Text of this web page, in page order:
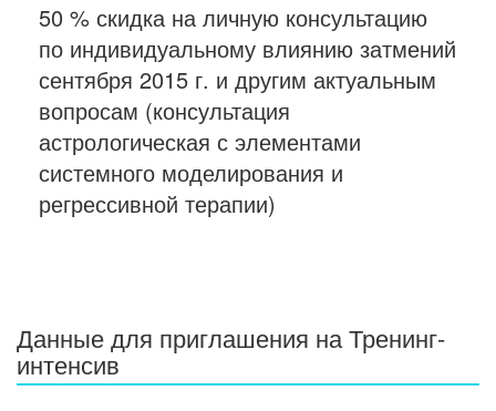
50 % скидка на личную консультацию
по индивидуальному влиянию затмений
сентября 2015 г. и другим актуальным
вопросам (консультация
астрологическая с элементами
системного моделирования и
регрессивной терапии)
Данные для приглашения на Тренинг-
интенсив